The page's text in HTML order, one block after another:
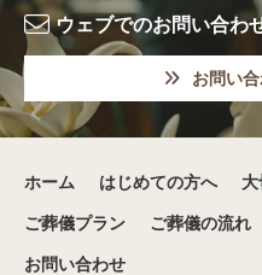
ウェブでのお問い合わ
お問い
ホーム はじめての方へ
ご葬儀プラン ご葬儀の流れ
お問い合わせ